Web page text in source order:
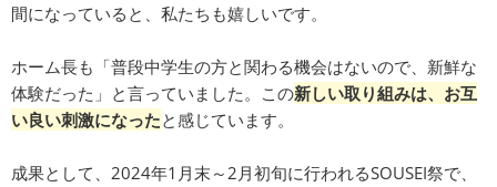
間になっていると、私たちも嬉しいです。
ホーム長も「普段中学生の方と関わる機会はないので、新鮮な
体験だった」と言っていました。この新しい取り組みは、お互
い良い刺激になったと感じています。
成果として、2024年1月末～2月初旬に行われるSOUSEI祭で、